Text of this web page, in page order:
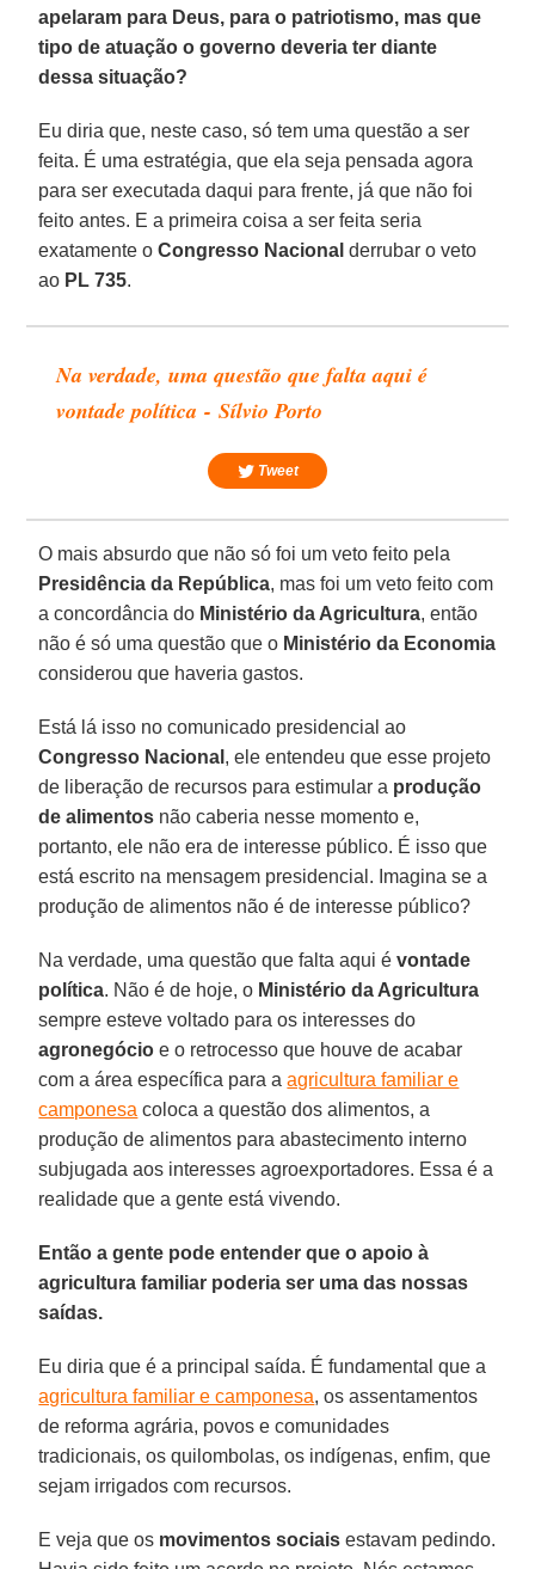
apelaram para Deus, para o patriotismo, mas que
tipo de atuação o governo deveria ter diante
dessa situação?
Eu diria que, neste caso, só tem uma questão a ser
feita. É uma estratégia, que ela seja pensada agora
para ser executada daqui para frente, já que não foi
feito antes. E a primeira coisa a ser feita seria
exatamente oCongresso Nacional derrubar o veto
ao PL 735.
Na verdade, uma questão que falta aqui é
vontade política - Sílvio Porto
Tweet
O mais absurdo que não só foi um veto feito pela
Presidência da República, mas foi um veto feito com
a concordância do Ministério da Agricultura, então
não é só uma questão que o Ministério da Economia
considerou que haveria gastos.
Está lá isso no comunicado presidencial ao
Congresso Nacional , ele entendeu que esse projeto
de liberação de recursos para estimular a produção
de alimentos não caberia nesse momento e,
portanto, ele não era de interesse público. É isso que
está escrito na mensagem presidencial. Imagina se a
produção de alimentos não é de interesse público?
Na verdade, uma questão que falta aqui évontade
política. Não é de hoje, o Ministério da Agricultura
sempre esteve voltado para os interesses do
agronegócio e o retrocesso que houve de acabar
com a área específica para a agricultura familiar e
camponesa coloca a questão dos alimentos, a
produção de alimentos para abastecimento interno
subjugada aos interesses agroexportadores. Essa é a
realidade que a gente está vivendo.
Então a gente pode entender que o apoio à
agricultura familiar poderia ser uma das nossas
saídas.
Eu diria que é a principal saída. É fundamental que a
agricultura familiar e camponesa, os assentamentos
de reforma agrária, povos e comunidades
tradicionais, os quilombolas, os indígenas, enfim, que
sejam irrigados com recursos.
E veja que os movimentos sociais estavam pedindo.